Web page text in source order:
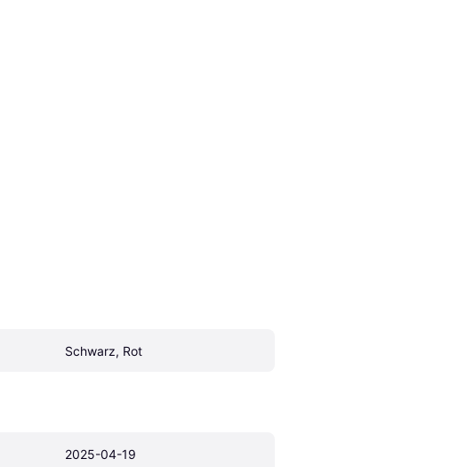
Schwarz, Rot
2025-04-19